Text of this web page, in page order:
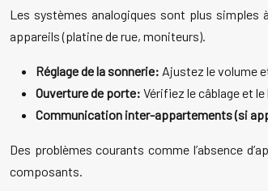
Les systèmes analogiques sont plus
appareils (platine de rue, moniteurs).
Réglage de la sonnerie: Ajustez le volume
Ouverture de porte: Vérifiez le câblage et
Communication inter-appartements (si
Des problèmes courants comme l’absence
composants.